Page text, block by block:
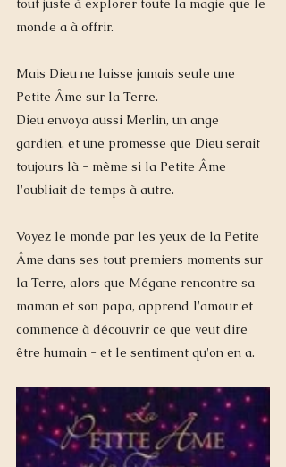
tout juste à explorer toute la magie que le
monde a à offrir.
Mais Dieu ne laisse jamais seule une
Petite Âme sur la Terre.
Dieu envoya aussi Merlin, un ange
gardien, et une promesse que Dieu serait
toujours là - même si la Petite Âme
l'oubliait de temps à autre.
Voyez le monde par les yeux de la Petite
Âme dans ses tout premiers moments sur
la Terre, alors que Mégane rencontre sa
maman et son papa, apprend l'amour et
commence à découvrir ce que veut dire
être humain - et le sentiment qu'on en a.